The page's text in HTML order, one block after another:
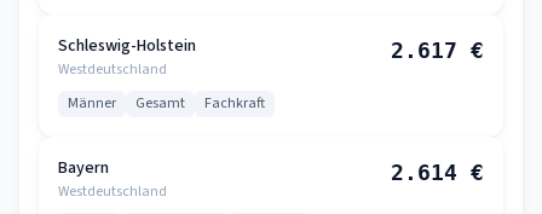
Schleswig-Holstein
Westdeutschland
2.617 €
Männer Gesamt Fachkraft
Bayern
Westdeutschland
2.614 €